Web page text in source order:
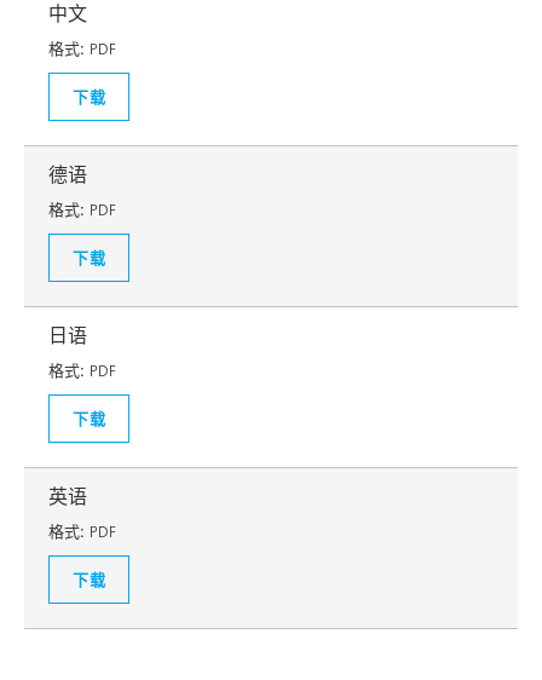
中文
格式: PDF
下载
德语
格式: PDF
下载
日语
格式: PDF
下载
英语
格式: PDF
下载